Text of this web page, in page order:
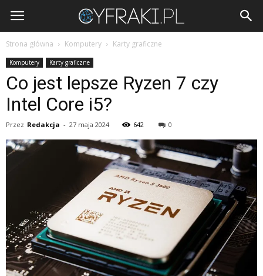
Cyfraki.pl
Strona główna Komputery Karty graficzne
Komputery Karty graficzne
Co jest lepsze Ryzen 7 czy
Intel Core i5?
Przez Redakcja - 27 maja 2024 642 0